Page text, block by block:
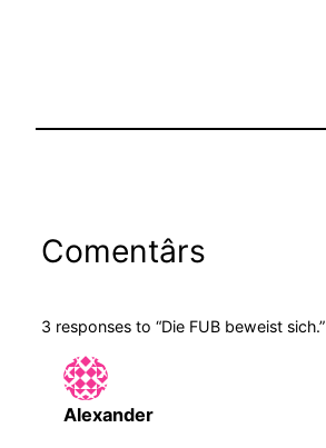
Comentârs
3 responses to “Die FUB beweist sich.”
Alexander